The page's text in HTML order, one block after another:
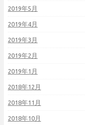
2019年5月
2019年4月
2019年3月
2019年2月
2019年1月
2018年12月
2018年11月
2018年10月